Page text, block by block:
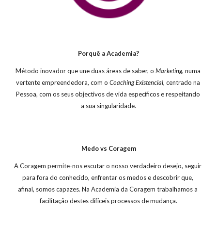
Porquê a Academia?
Método inovador que une duas áreas de saber, o Marketing, numa
vertente empreendedora, com o Coaching Existencial, centrado na
Pessoa, com os seus objectivos de vida específicos e respeitando
a sua singularidade.
Medo vs Coragem
A Coragem permite-nos escutar o nosso verdadeiro desejo, seguir
para fora do conhecido, enfrentar os medos e descobrir que,
afinal, somos capazes. Na Academia da Coragem trabalhamos a
facilitação destes difíceis processos de mudança.